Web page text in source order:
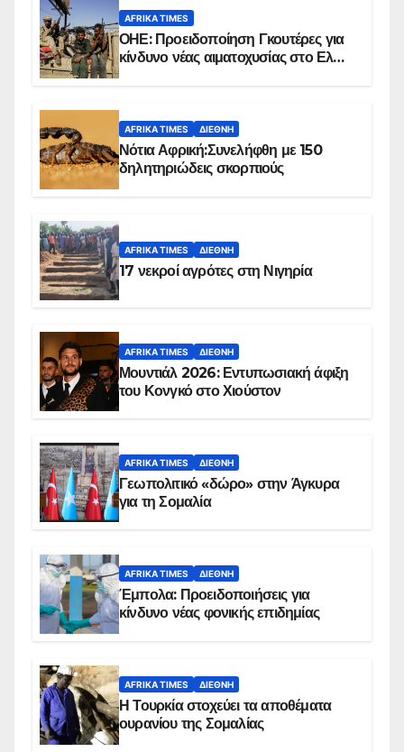
AFRIKA TIMES
ΟΗΕ: Προειδοποίηση Γκουτέρες για
κίνδυνο νέας αιματοχυσίας στο Ελ
AFRIKA TIMES ΔΙΕΘΝΉ
Νότια Αφρική:Συνελήφθη με 150
δηλητηριώδεις σκορπιούς
AFRIKA TIMES ΔΙΕΘΝΉ
17 νεκροί αγρότες στη Νιγηρία
AFRIKA TIMES ΔΙΕΘΝΉ
Μουντιάλ 2026: Εντυπωσιακή άφιξη
του Κονγκό στο Χιούστον
AFRIKA TIMES ΔΙΕΘΝΉ
Γεωπολιτικό «δώρο» στην Άγκυρα
για τη Σομαλία
AFRIKA TIMES ΔΙΕΘΝΉ
Έμπολα: Προειδοποιήσεις για
κίνδυνο νέας φονικής επιδημίας
AFRIKA TIMES ΔΙΕΘΝΉ
Η Τουρκία στοχεύει τα αποθέματα
ουρανίου της Σομαλίας